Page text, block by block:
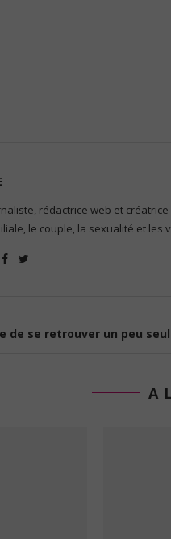
rédactrice web et
le couple, la sexualité et les
de se retrouver un peu
A